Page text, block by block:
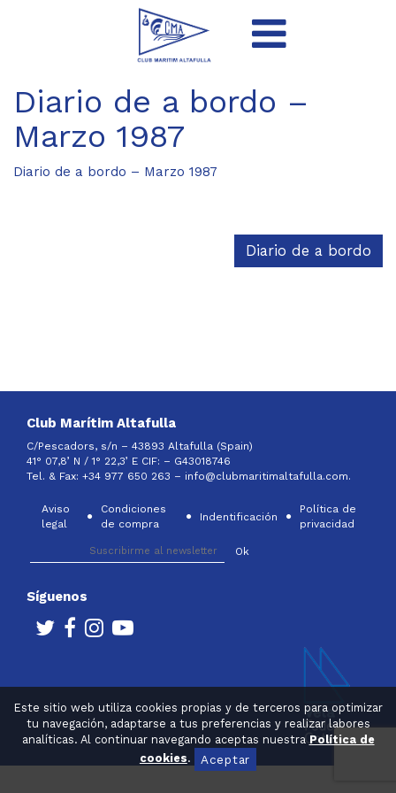
Este sitio web utiliza cookies propias y de terceros para optimizar
tu navegación, adaptarse a tus preferencias y realizar labores
analíticas. Al continuar navegando aceptas nuestra Política de
cookies. Aceptar
Diario de a bordo –
Marzo 1987
Diario de a bordo – Marzo 1987
Diario de a bordo
Club Marítim Altafulla
C/Pescadors, s/n – 43893 Altafulla (Spain)
41° 07,8’ N / 1° 22,3’ E CIF: – G43018746
Tel. & Fax: +34 977 650 263 – info@clubmaritimaltafulla.com.
Aviso
legal
Condiciones
de compra
Indentificación
Política de
privacidad
Síguenos